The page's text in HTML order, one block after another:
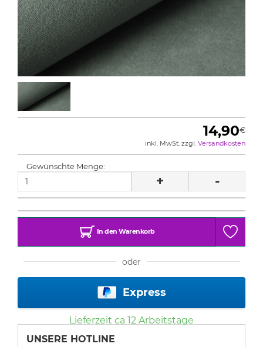
14,90€
inkl. MwSt. zzgl. Versandkosten
Gewünschte Menge:
+ -
In den Warenkorb
oder
Express
Lieferzeit ca 12 Arbeitstage
UNSERE HOTLINE